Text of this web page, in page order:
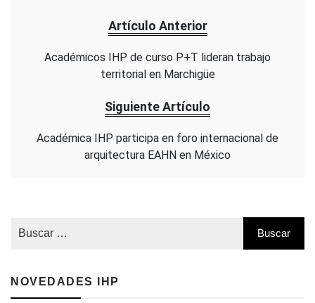
Artículo Anterior
Académicos IHP de curso P+T lideran trabajo
territorial en Marchigüe
Siguiente Artículo
Académica IHP participa en foro internacional de
arquitectura EAHN en México
NOVEDADES IHP